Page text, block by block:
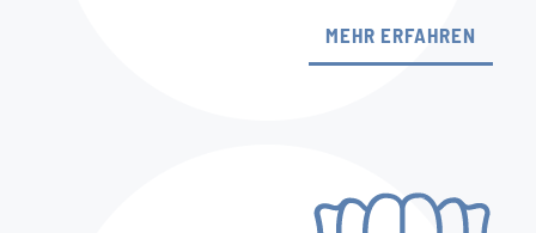
MEHR ERFAHREN